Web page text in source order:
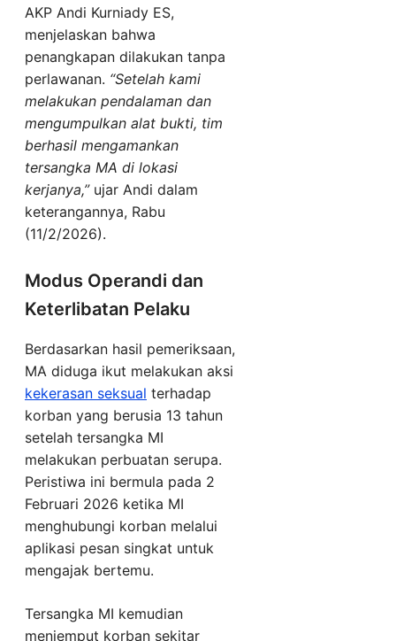
AKP Andi Kurniady ES,
menjelaskan bahwa
penangkapan dilakukan tanpa
perlawanan. “Setelah kami
melakukan pendalaman dan
mengumpulkan alat bukti, tim
berhasil mengamankan
tersangka MA di lokasi
kerjanya,”ujar Andi dalam
keterangannya, Rabu
(11/2/2026).
Modus Operandi dan
Keterlibatan Pelaku
Berdasarkan hasil pemeriksaan,
MA diduga ikut melakukan aksi
kekerasan seksual terhadap
korban yang berusia 13 tahun
setelah tersangka MI
melakukan perbuatan serupa.
Peristiwa ini bermula pada 2
Februari 2026 ketika MI
menghubungi korban melalui
aplikasi pesan singkat untuk
mengajak bertemu.
Tersangka MI kemudian
menjemput korban sekitar